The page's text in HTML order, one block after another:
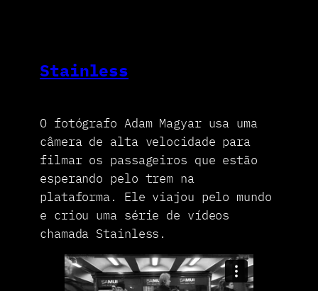
Stainless
O fotógrafo Adam Magyar usa uma
câmera de alta velocidade para
filmar os passageiros que estão
esperando pelo trem na
plataforma. Ele viajou pelo mundo
e criou uma série de vídeos
chamada Stainless.